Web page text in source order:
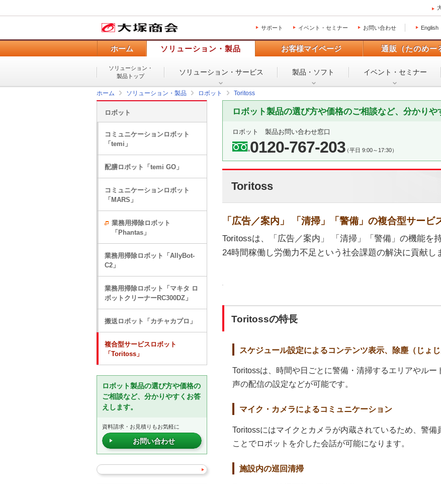
サポート イベント・セミナー お問い合わせ English
ホーム ソリューション・製品 お客様マイページ 通販（たのめー
ソリューション・
製品トップ
ソリューション・ サービス 製品・ソフト イベント・ セミナー
ホーム ソリューション・製品 ロボット Toritoss
ロボット製品の選び方や価格のご相談など、分かりや
ロボット 製品お問い合わせ窓口
0120-767-203（平日 9:00～17:30）
Toritoss
「広告／案内」 「清掃」「警備」の複合型サービ
Toritossは、「広告／案内」 「清掃」「警備」の機能を
24時間稼働し労働力不足という社会課題の解決に貢献し
Toritossの特長
スケジュール設定によるコンテンツ表示、除塵（じょ
Toritossは、時間や日ごとに警備・清掃するエリアやル
声の配信の設定などが可能です。
マイク・カメラによるコミュニケーション
Toritossにはマイクとカメラが内蔵されているため、警
ことでロボットを介した会話が可能になります。
施設内の巡回清掃
ロボット
コミュニケーションロボット
「temi」
配膳ロボット「temi GO」
コミュニケーションロボット
「MARS」
業務用掃除ロボット
「Phantas」
業務用掃除ロボット「AllyBot-
C2」
業務用掃除ロボット「マキタ ロ
ボットクリーナーRC300DZ」
搬送ロボット「カチャカプロ」
複合型サービスロボット
「Toritoss」
ロボット製品の選び方や価格の
ご相談など、分かりやすくお答
えします。
資料請求・お見積りもお気軽に
お問い合わせ